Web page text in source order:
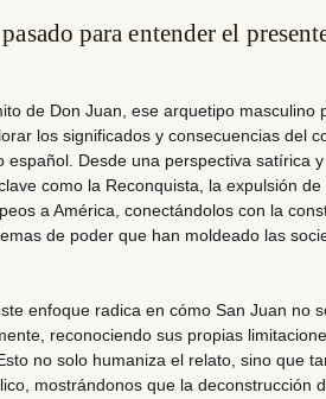
para entender el
de Don Juan, ese arquetipo masculino
los significados y consecuencias del
español. Desde una perspectiva satírica y
como la Reconquista, la expulsión
a América, conectándolos con la
de poder que han moldeado las
enfoque radica en cómo San Juan no
reconociendo sus propias
no solo humaniza el relato, sino que
, mostrándonos que la deconstrucción